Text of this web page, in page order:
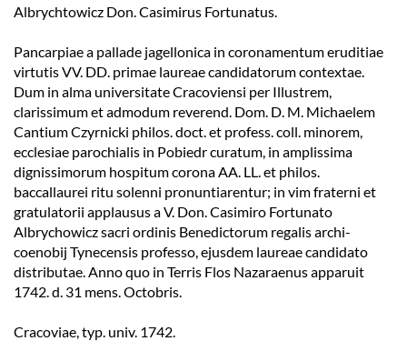
Albrychtowicz Don. Casimirus Fortunatus.
Pancarpiae a pallade jagellonica in coronamentum eruditiae
virtutis VV. DD. primae laureae candidatorum contextae.
Dum in alma universitate Cracoviensi per Illustrem,
clarissimum et admodum reverend. Dom. D. M. Michaelem
Cantium Czyrnicki philos. doct. et profess. coll. minorem,
ecclesiae parochialis in Pobiedr curatum, in amplissima
dignissimorum hospitum corona AA. LL. et philos.
baccallaurei ritu solenni pronuntiarentur; in vim fraterni et
gratulatorii applausus a V. Don. Casimiro Fortunato
Albrychowicz sacri ordinis Benedictorum regalis archi-
coenobij Tynecensis professo, ejusdem laureae candidato
distributae. Anno quo in Terris Flos Nazaraenus apparuit
1742. d. 31 mens. Octobris.
Cracoviae, typ. univ. 1742.